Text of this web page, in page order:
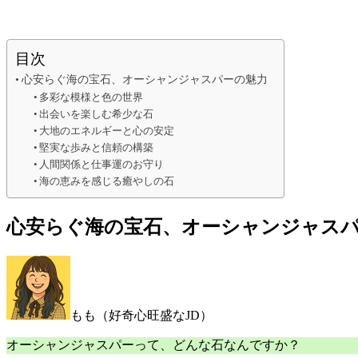
目次
心安らぐ海の宝石、オーシャンジャスパーの魅力
多彩な模様と色の世界
出会いを楽しむ希少な石
大地のエネルギーと心の安定
堅実な歩みと信頼の構築
人間関係と仕事運のお守り
海の恵みを感じる癒やしの石
心安らぐ海の宝石、オーシャンジャス
もも（好奇心旺盛なJD）
オーシャンジャスパーって、どんな石なんですか？